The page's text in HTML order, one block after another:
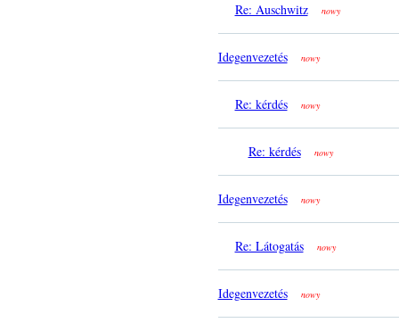
Re: Auschwitz nowy
Idegenvezetés nowy
Re: kérdés nowy
Re: kérdés nowy
Idegenvezetés nowy
Re: Látogatás nowy
Idegenvezetés nowy